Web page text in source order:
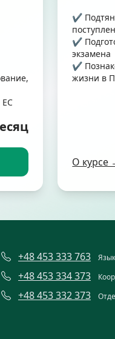
ЕС
✔
✔
экзамена
✔
жизни в
О курсе
+48 453 333 763
+48 453 334 373
+48 453 332 373